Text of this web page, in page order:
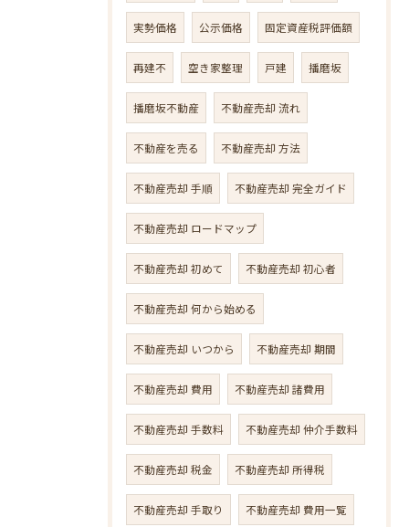
実勢価格 公示価格 固定資産税評価額
再建不 空き家整理 戸建 播磨坂
播磨坂不動産 不動産売却 流れ
不動産を売る 不動産売却 方法
不動産売却 手順 不動産売却 完全ガイド
不動産売却 ロードマップ
不動産売却 初めて 不動産売却 初心者
不動産売却 何から始める
不動産売却 いつから 不動産売却 期間
不動産売却 費用 不動産売却 諸費用
不動産売却 手数料 不動産売却 仲介手数料
不動産売却 税金 不動産売却 所得税
不動産売却 手取り 不動産売却 費用一覧